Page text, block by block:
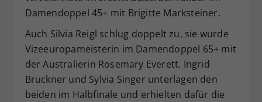
Damendoppel 45+ mit Brigitte Marksteiner.
Auch Silvia Reigl schlug doppelt zu, sie wurde
Vizeeuropameisterin im Damendoppel 65+ mit
der Australierin Rosemary Everett. Ingrid
Bruckner und Sylvia Singer unterlagen den
beiden im Halbfinale und erhielten dafür die